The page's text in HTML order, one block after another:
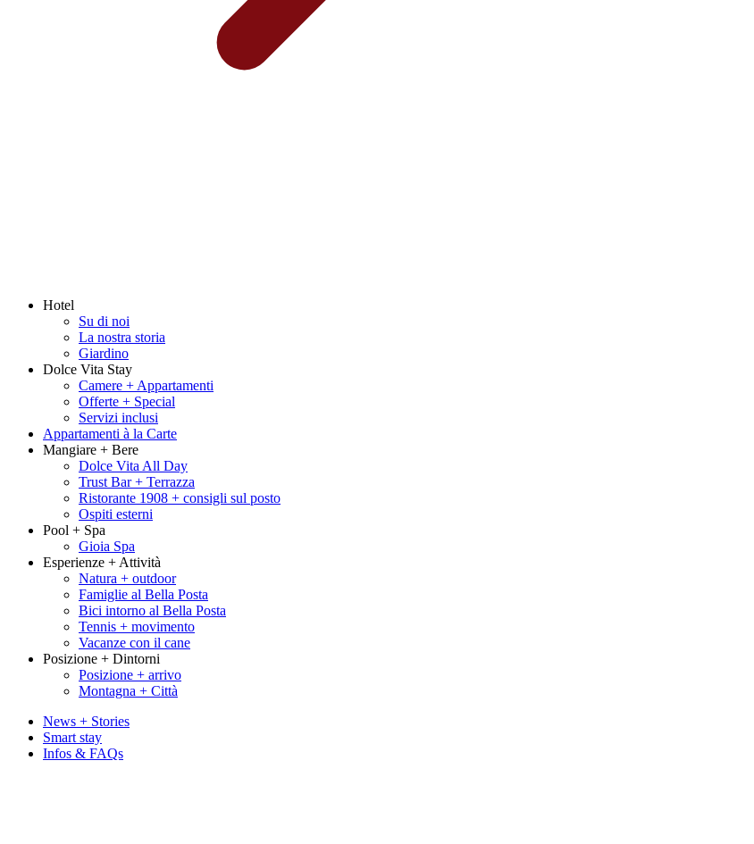
Hotel
Su di noi
La nostra storia
Giardino
Dolce Vita Stay
Camere + Appartamenti
Offerte + Special
Servizi inclusi
Appartamenti à la Carte
Mangiare + Bere
Dolce Vita All Day
Trust Bar + Terrazza
Ristorante 1908 + consigli sul posto
Ospiti esterni
Pool + Spa
Gioia Spa
Esperienze + Attività
Natura + outdoor
Famiglie al Bella Posta
Bici intorno al Bella Posta
Tennis + movimento
Vacanze con il cane
Posizione + Dintorni
Posizione + arrivo
Montagna + Città
News + Stories
Smart stay
Infos & FAQs